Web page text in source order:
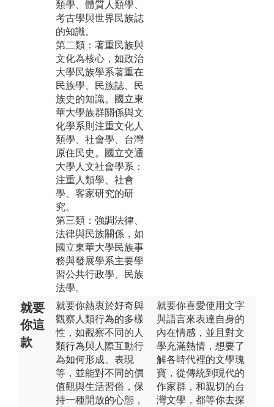
類學、體質人類學、
考古學與世界民族誌
的知識。
第二類：著重民族與
文化為核心，如政治
大學民族學系著重在
民族學、民族誌、民
族史的知識。國立東
華大學族群關係與文
化學系則注重文化人
類學、社會學、台灣
原住民史。國立交通
大學人文社會學系：
注重人類學、社會
學、客家研究的研
究。
第三類：強調法律、
法律與民族關係，如
國立東華大學民族事
務與發展學系主要學
習公共行政學、民族
法學。
就要
你這
款
就要你熱衷於好奇與
觀察人類行為的多樣
性，如觀察不同的人
類行為與人際互動行
為如何形成、表現
等，並能對不同的價
值觀與生活習俗，保
持一種開放的心態，
就要你喜愛使用文字
與語言來表達自身的
內在情感，並且對文
學充滿熱情，想要了
解各時代裡的文學瑰
寶，從傳統到現代的
作家群，和親切的台
灣文學，都等你去探